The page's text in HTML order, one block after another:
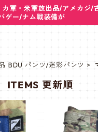
軍・米軍放出品/アメカジ/
ゲー/ナム戦装備が
BDU パンツ/迷彩パンツ
ITEMS 更新順